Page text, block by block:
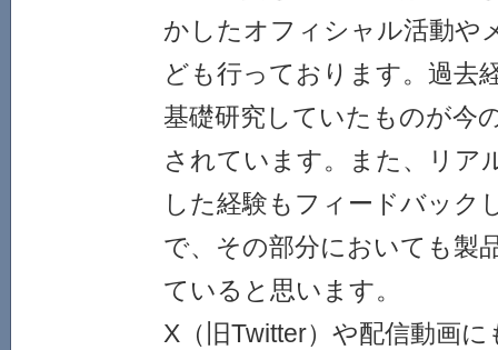
かしたオフィシャル活動や
ども行っております。過去
基礎研究していたものが今
されています。また、リア
した経験もフィードバック
で、その部分においても製
ていると思います。
X（旧Twitter）や配信動画